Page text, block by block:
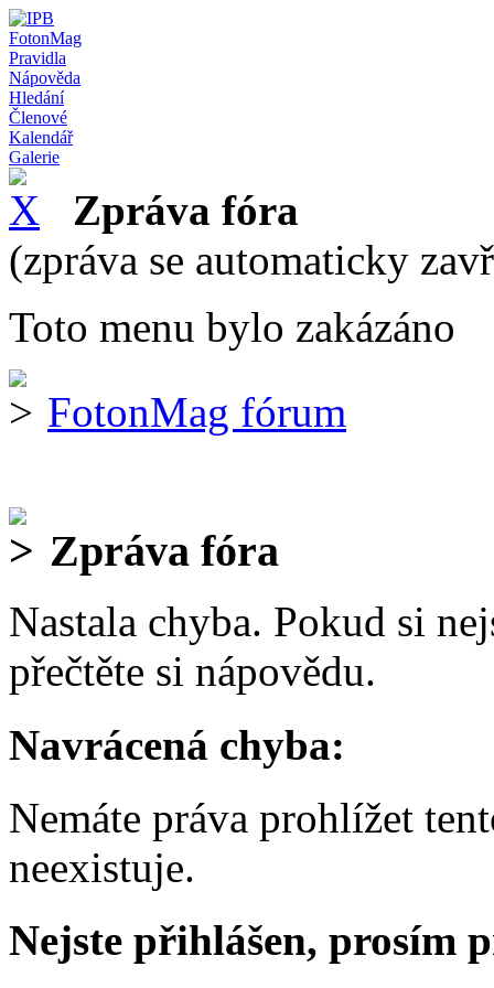
FotonMag
Pravidla
Nápověda
Hledání
Členové
Kalendář
Galerie
Zpráva fóra
(zpráva se automaticky
Toto menu bylo zakázáno
FotonMag fórum
Zpráva fóra
Nastala chyba. Pokud si
přečtěte si nápovědu.
Navrácená chyba:
Nemáte práva prohlížet
neexistuje.
Nejste přihlášen, prosím